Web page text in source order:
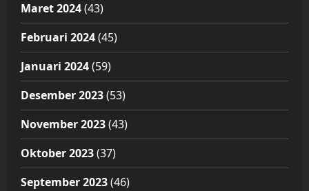
Maret 2024(43)
Februari 2024(45)
Januari 2024(59)
Desember 2023(53)
November 2023(43)
Oktober 2023(37)
September 2023(46)